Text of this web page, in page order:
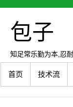
包子
知足常乐勤为本,忍
首页 技术流